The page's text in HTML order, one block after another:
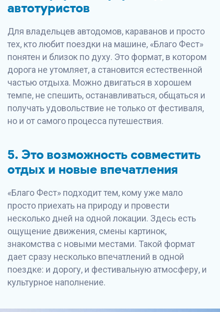
автотуристов
Для владельцев автодомов, караванов и просто
тех, кто любит поездки на машине, «Благо Фест»
понятен и близок по духу. Это формат, в котором
дорога не утомляет, а становится естественной
частью отдыха. Можно двигаться в хорошем
темпе, не спешить, останавливаться, общаться и
получать удовольствие не только от фестиваля,
но и от самого процесса путешествия.
5. Это возможность совместить
отдых и новые впечатления
«Благо Фест» подходит тем, кому уже мало
просто приехать на природу и провести
несколько дней на одной локации. Здесь есть
ощущение движения, смены картинок,
знакомства с новыми местами. Такой формат
дает сразу несколько впечатлений в одной
поездке: и дорогу, и фестивальную атмосферу, и
культурное наполнение.